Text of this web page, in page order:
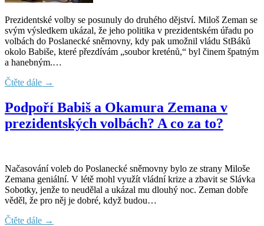
Prezidentské volby se posunuly do druhého dějství. Miloš Zeman se
svým výsledkem ukázal, že jeho politika v prezidentském úřadu po
volbách do Poslanecké sněmovny, kdy pak umožnil vládu StBáků
okolo Babiše, které přezdívám „soubor kreténů,“ byl činem špatným
a hanebným.…
Čtěte dále →
Podpoří Babiš a Okamura Zemana v
prezidentských volbách? A co za to?
Načasování voleb do Poslanecké sněmovny bylo ze strany Miloše
Zemana geniální. V létě mohl využít vládní krize a zbavit se Slávka
Sobotky, jenže to neudělal a ukázal mu dlouhý noc. Zeman dobře
věděl, že pro něj je dobré, když budou…
Čtěte dále →